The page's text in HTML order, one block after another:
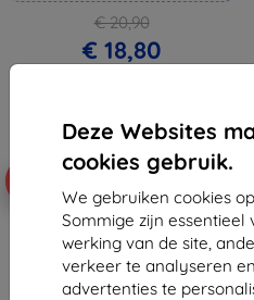
Deze Websites
cookies gebruik.
We gebruiken cookies
Sommige zijn essentieel
werking van de site,
verkeer te analyseren
advertenties te
€ 20,90
€ 18,80